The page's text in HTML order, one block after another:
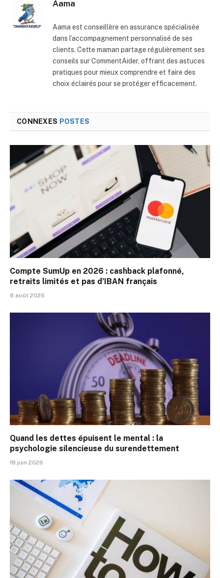
Aama
Aama est conseillère en assurance spécialisée
dans l’accompagnement personnalisé de ses
clients. Cette maman partage régulièrement ses
conseils sur CommentAider, offrant des astuces
pratiques pour mieux comprendre et faire des
choix éclairés pour se protéger efficacement.
CONNEXES POSTES
Compte SumUp en 2026 : cashback plafonné,
retraits limités et pas d’IBAN français
8 août 2026
Quand les dettes épuisent le mental : la
psychologie silencieuse du surendettement
18 juin 2026